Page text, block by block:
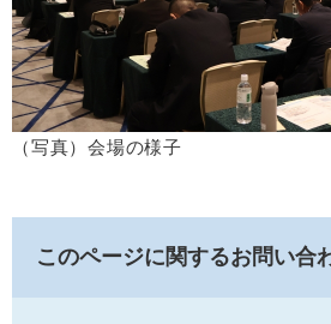
（写真）会場の様子
このページに関するお問い合